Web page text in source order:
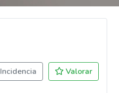
Incidencia Valorar